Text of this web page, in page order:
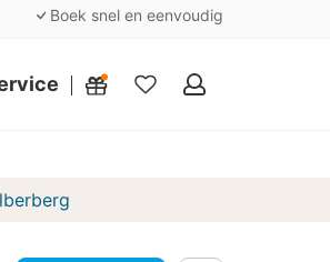
Boek snel en eenvoudig
Mijn